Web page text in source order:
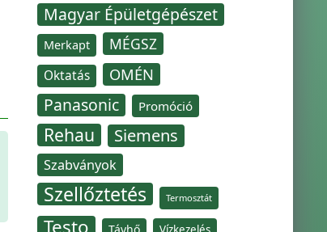
Magyar Épületgépészet
Merkapt MÉGSZ
Oktatás OMÉN
Panasonic Promóció
Rehau Siemens
Szabványok
Szellőztetés Termosztát
Testo